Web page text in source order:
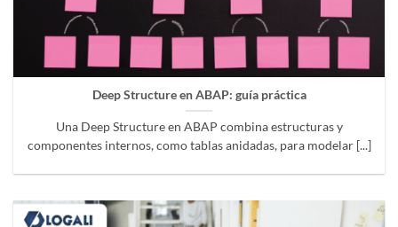
Deep Structure en ABAP: guía práctica
Una Deep Structure en ABAP combina estructuras y
componentes internos, como tablas anidadas, para modelar [...]